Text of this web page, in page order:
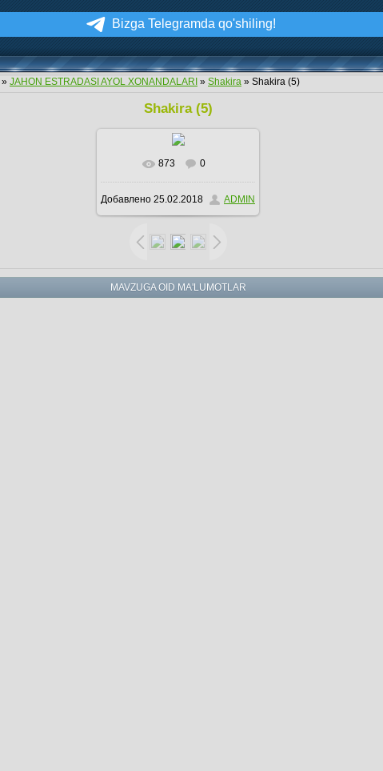
Bizga Telegramda qo'shiling!
» JAHON ESTRADASI AYOL XONANDALARI » Shakira » Shakira (5)
Shakira (5)
В реальном размере
600x612/ 126.6Kb
873 0
Добавлено 25.02.2018 ADMIN
MAVZUGA OID MA'LUMOTLAR